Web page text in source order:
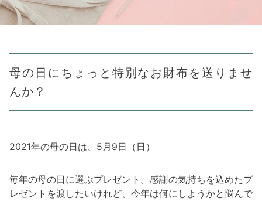
母の日にちょっと特別なお財布を送りませ
んか？
2021年の母の日は、5月9日（日）
毎年の母の日に選ぶプレゼント。感謝の気持ちを込めたプ
レゼントを渡したいけれど、今年は何にしようかと悩んで